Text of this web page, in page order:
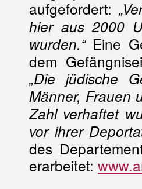
aufgefordert:
hier aus 2000
wurden.“Eine
dem
„Die jüdische
Männer, Frauen
Zahl verhaftet
vor ihrer
des
erarbeitet: